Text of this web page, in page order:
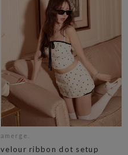
amerge.
velour ribbon dot setup